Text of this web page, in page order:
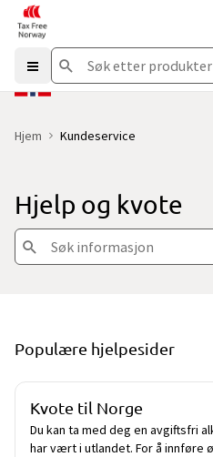
Hjem Kundeservice
Hjelp og kvote
Populære hjelpesider
Kvote til Norge
Du kan ta med deg en avgiftsfri
har vært i utlandet. For å innføre